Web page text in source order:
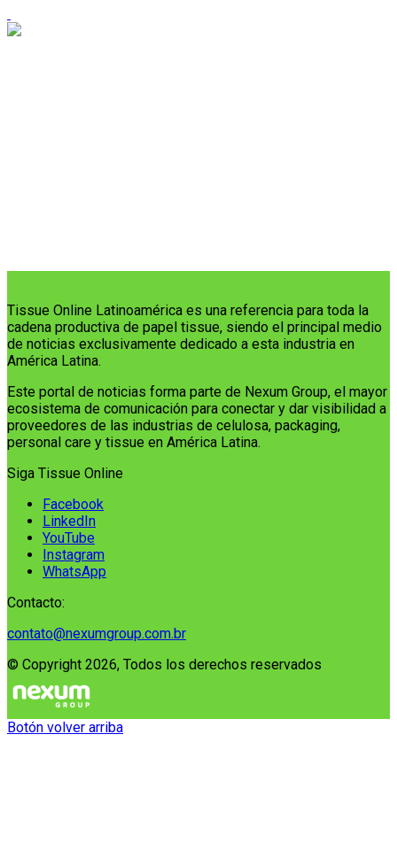
Tissue Online Latinoamérica es una referencia para toda la
cadena productiva de papel tissue, siendo el principal medio
de noticias exclusivamente dedicado a esta industria en
América Latina.
Este portal de noticias forma parte de Nexum Group, el mayor
ecosistema de comunicación para conectar y dar visibilidad a
proveedores de las industrias de celulosa, packaging,
personal care y tissue en América Latina.
Siga Tissue Online
Facebook
LinkedIn
YouTube
Instagram
WhatsApp
Contacto:
contato@nexumgroup.com.br
© Copyright 2026, Todos los derechos reservados
Botón volver arriba